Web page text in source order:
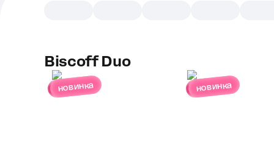
Biscoff Duo
новинка новинка